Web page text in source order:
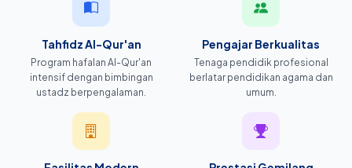
Tahfidz Al-Qur'an
Program hafalan Al-Qur'an
intensif dengan bimbingan
ustadz berpengalaman.
Pengajar Berkualitas
Tenaga pendidik profesional
berlatar pendidikan agama dan
umum.